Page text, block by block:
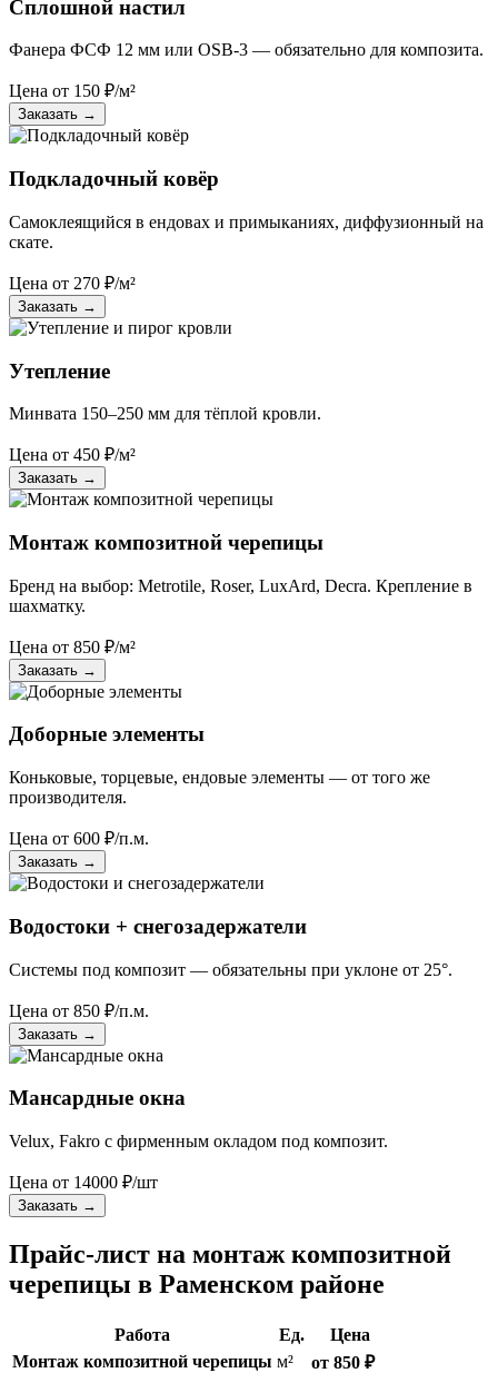
Сплошной настил
Фанера ФСФ 12 мм или OSB-3 — обязательно для композита.
Цена от 150 ₽/м²
Заказать →
Подкладочный ковёр
Самоклеящийся в ендовах и примыканиях, диффузионный на
скате.
Цена от 270 ₽/м²
Заказать →
Утепление
Минвата 150–250 мм для тёплой кровли.
Цена от 450 ₽/м²
Заказать →
Монтаж композитной черепицы
Бренд на выбор: Metrotile, Roser, LuxArd, Decra. Крепление в
шахматку.
Цена от 850 ₽/м²
Заказать →
Доборные элементы
Коньковые, торцевые, ендовые элементы — от того же
производителя.
Цена от 600 ₽/п.м.
Заказать →
Водостоки + снегозадержатели
Системы под композит — обязательны при уклоне от 25°.
Цена от 850 ₽/п.м.
Заказать →
Мансардные окна
Velux, Fakro с фирменным окладом под композит.
Цена от 14000 ₽/шт
Заказать →
Прайс-лист на монтаж композитной
черепицы в Раменском районе
Работа Ед.
Цена
Монтаж композитной черепицы м²
от 850 ₽